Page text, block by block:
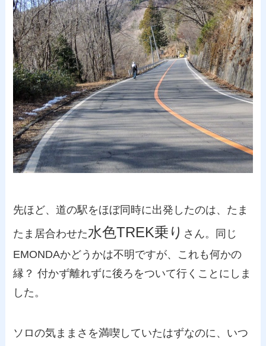
先ほど、道の駅をほぼ同時に出発したのは、たま
たま居合わせた水色TREK乗り さん。同じ
EMONDAかどうかは不明ですが、これも何かの
縁？ 付かず離れずに後ろをついて行くことにしま
した。
ソロの気ままさを満喫していたはずなのに、いつ